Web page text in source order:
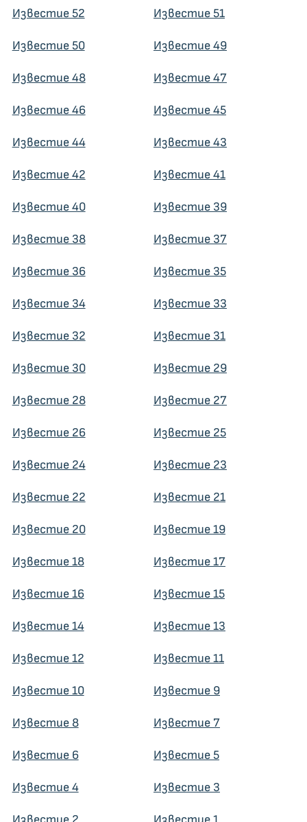
Известие 52 Известие 51
Известие 50 Известие 49
Известие 48 Известие 47
Известие 46 Известие 45
Известие 44 Известие 43
Известие 42 Известие 41
Известие 40 Известие 39
Известие 38 Известие 37
Известие 36 Известие 35
Известие 34 Известие 33
Известие 32 Известие 31
Известие 30 Известие 29
Известие 28 Известие 27
Известие 26 Известие 25
Известие 24 Известие 23
Известие 22 Известие 21
Известие 20 Известие 19
Известие 18 Известие 17
Известие 16 Известие 15
Известие 14 Известие 13
Известие 12 Известие 11
Известие 10 Известие 9
Известие 8 Известие 7
Известие 6 Известие 5
Известие 4 Известие 3